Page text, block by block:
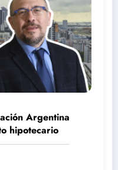
Argentina
hipotecario